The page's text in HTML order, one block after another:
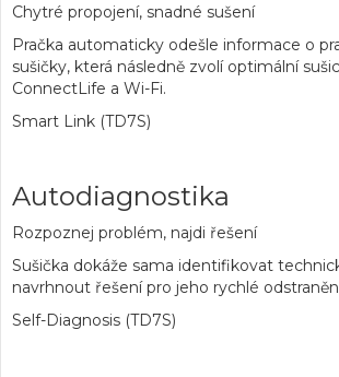
Chytré propojení, snadné sušení
Pračka automaticky odešle informace o
sušičky, která následně zvolí optimální
ConnectLife a Wi-Fi.
Smart Link (TD7S)
Autodiagnostika
Rozpoznej problém, najdi řešení
Sušička dokáže sama identifikovat
navrhnout řešení pro jeho rychlé
Self-Diagnosis (TD7S)